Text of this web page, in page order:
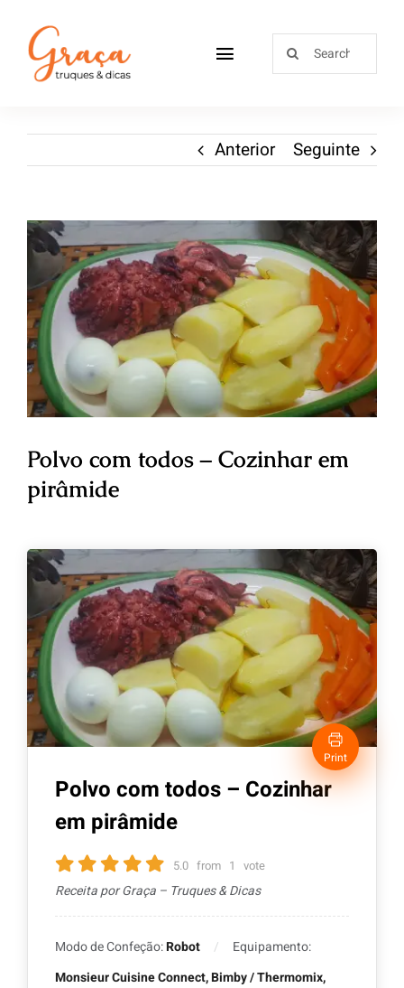
Receitas
Sobre
Loja
Blog
Contactos
Anterior Seguinte
Polvo com todos – Cozinhar em
pirâmide
Print
Polvo com todos – Cozinhar
em pirâmide
5.0 from 1 vote
Receita por Graça – Truques & Dicas
Modo de Confeção:Robot
Equipamento:
Monsieur Cuisine Connect, Bimby / Thermomix,